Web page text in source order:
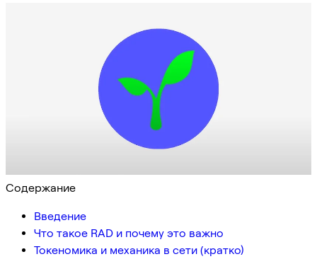
Содержание
Введение
Что такое RAD и почему это важно
Токеномика и механика в сети (кратко)